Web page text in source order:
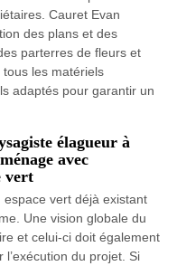
Cauret Evan
des plans et des
parterres de fleurs et
les matériels
adaptés pour garantir un
élagueur à
avec
vert
espace vert déjà existant
Une vision globale du
et celui-ci doit également
du projet. Si